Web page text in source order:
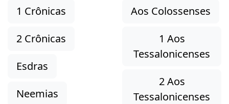
1 Crônicas
2 Crônicas
Esdras
Neemias
Aos Colossenses
1 Aos
Tessalonicenses
2 Aos
Tessalonicenses